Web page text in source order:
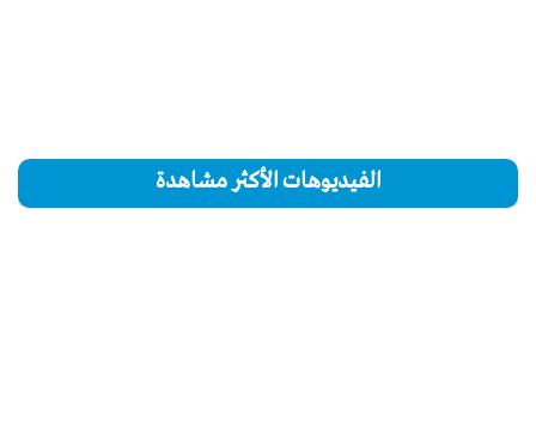
الفيديوهات الأكثر مشاهدة